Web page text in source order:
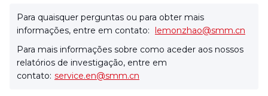
Para quaisquer perguntas ou para obter mais
informações, entre em contato: lemonzhao@smm.cn
Para mais informações sobre como aceder aos nossos
relatórios de investigação, entre em
contato: service.en@smm.cn